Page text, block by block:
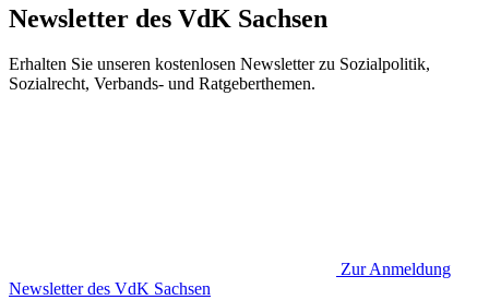
Newsletter des VdK Sachsen
Erhalten Sie unseren kostenlosen Newsletter zu Sozialpolitik,
Sozialrecht, Verbands- und Ratgeberthemen.
Zur Anmeldung
Newsletter des VdK Sachsen